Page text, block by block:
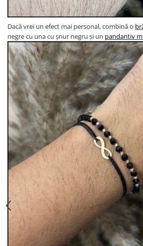
Dacă vrei un efect mai personal, combină o
negre cu una cu șnur negru și un pandantiv